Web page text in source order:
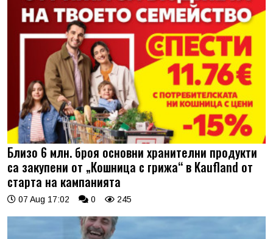
Близо 6 млн. броя основни хранителни продукти
са закупени от „Кошница с грижа“ в Kaufland от
старта на кампанията
07 Aug 17:02 0 245